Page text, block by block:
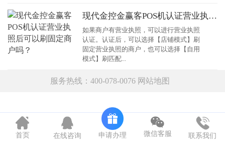
现代金控金赢客POS机认证营业执照后可以刷固定商户吗？
如果商户有营业执照，可以进行营业执照
认证。认证后，可以选择【店铺模式】刷
固定营业执照的商户，也可以选择【自用
模式】刷匹配...
服务热线：400-078-0076 网站地图
首页 在线咨询 申请办理 微信客服 联系我们